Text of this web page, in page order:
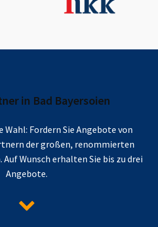
in Bad Bayersoien
Wahl: Fordern Sie Angebote von
der großen, renommierten
Wunsch erhalten Sie bis zu drei
Angebote.